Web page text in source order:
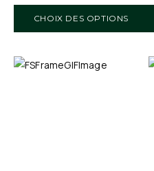
CHOIX DES OPTIONS